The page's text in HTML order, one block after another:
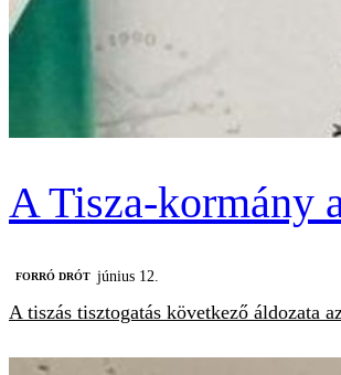
A Tisza-kormány
FORRÓ DRÓT június 12.
A tiszás tisztogatás következő áldozata